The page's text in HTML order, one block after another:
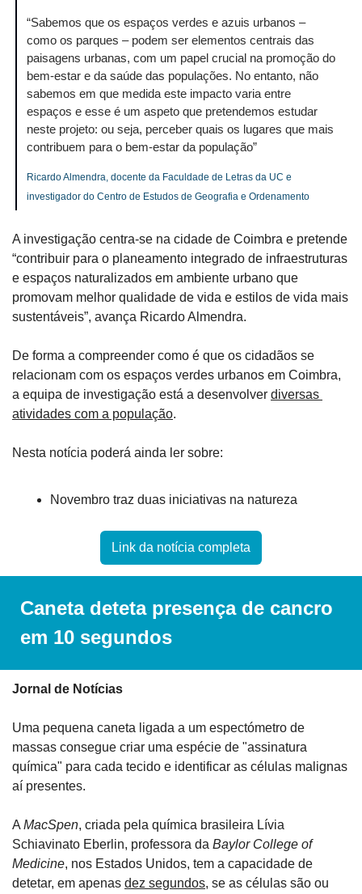
“Sabemos que os espaços verdes e azuis urbanos –
como os parques – podem ser elementos centrais das
paisagens urbanas, com um papel crucial na promoção do
bem-estar e da saúde das populações. No entanto, não
sabemos em que medida este impacto varia entre
espaços e esse é um aspeto que pretendemos estudar
neste projeto: ou seja, perceber quais os lugares que mais
contribuem para o bem-estar da população”
Ricardo Almendra, docente da Faculdade de Letras da UC e
investigador do Centro de Estudos de Geografia e Ordenamento
A investigação centra-se na cidade de Coimbra e pretende
“contribuir para o planeamento integrado de infraestruturas
e espaços naturalizados em ambiente urbano que
promovam melhor qualidade de vida e estilos de vida mais
sustentáveis”, avança Ricardo Almendra.
De forma a compreender como é que os cidadãos se
relacionam com os espaços verdes urbanos em Coimbra,
a equipa de investigação está a desenvolver diversas
atividades com a população.
Nesta notícia poderá ainda ler sobre:
Novembro traz duas iniciativas na natureza
Link da notícia completa
Caneta deteta presença de cancro
em 10 segundos
Jornal de Notícias
Uma pequena caneta ligada a um espectómetro de
massas consegue criar uma espécie de "assinatura
química" para cada tecido e identificar as células malignas
aí presentes.
A MacSpen, criada pela química brasileira Lívia
Schiavinato Eberlin, professora da Baylor College of
Medicine, nos Estados Unidos, tem a capacidade de
detetar, em apenas dez segundos, se as células são ou